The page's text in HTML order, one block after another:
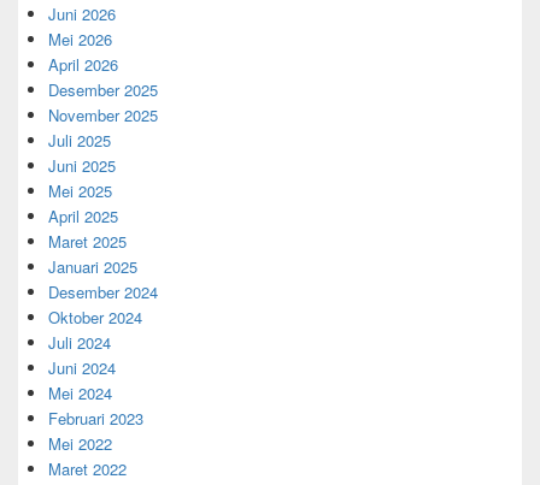
Juni 2026
Mei 2026
April 2026
Desember 2025
November 2025
Juli 2025
Juni 2025
Mei 2025
April 2025
Maret 2025
Januari 2025
Desember 2024
Oktober 2024
Juli 2024
Juni 2024
Mei 2024
Februari 2023
Mei 2022
Maret 2022